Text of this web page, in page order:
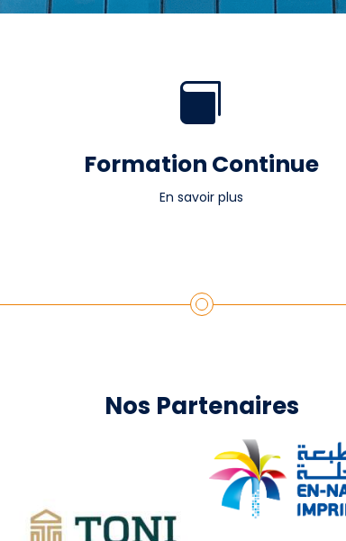
Formation Continue
En savoir plus
Nos Partenaires